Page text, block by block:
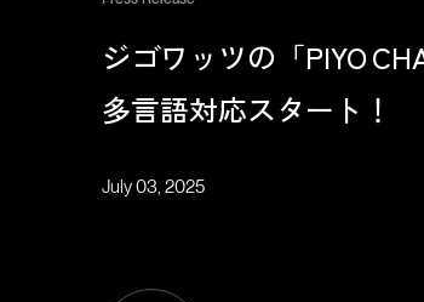
ジゴワッツの「PIYO
多言語対応スタート！
July 03, 2025